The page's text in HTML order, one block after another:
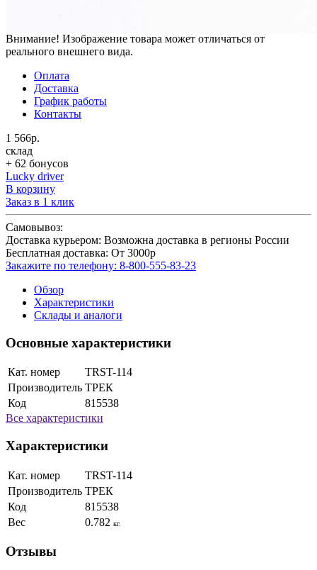
Внимание! Изображение товара может отличаться от
реального внешнего вида.
Оплата
Доставка
График работы
Контакты
1 566р.
склад
+ 62 бонусов
Lucky driver
В корзину
Заказ в 1 клик
Самовывоз:
Доставка курьером: Возможна доставка в регионы России
Бесплатная доставка: От 3000р
Закажите по телефону: 8-800-555-83-23
Обзор
Характеристики
Склады и аналоги
Основные характеристики
Кат. номер
TRST-114
Производитель ТРЕК
Код
815538
Все характеристики
Характеристики
Кат. номер
TRST-114
Производитель ТРЕК
Код
815538
Вес
0.782 кг.
Отзывы